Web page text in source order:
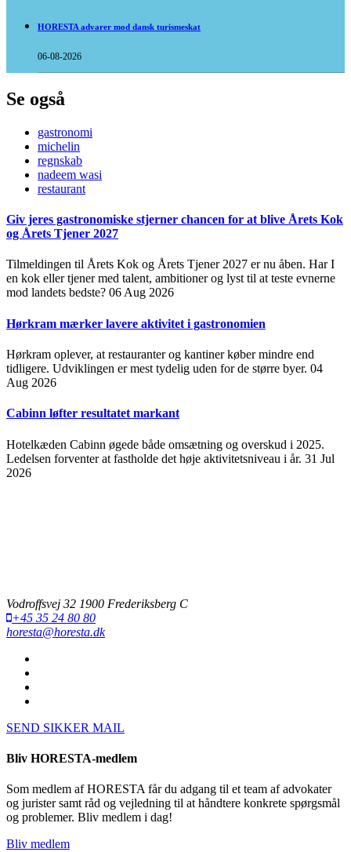
HORESTA advarer mod dansk turismeskat
06-08-2026
Se også
gastronomi
michelin
regnskab
nadeem wasi
restaurant
Giv jeres gastronomiske stjerner chancen for at blive Årets Kok
og Årets Tjener 2027
Tilmeldingen til Årets Kok og Årets Tjener 2027 er nu åben. Har I
en kok eller tjener med talent, ambitioner og lyst til at teste evnerne
mod landets bedste? 06 Aug 2026
Hørkram mærker lavere aktivitet i gastronomien
Hørkram oplever, at restauranter og kantiner køber mindre end
tidligere. Udviklingen er mest tydelig uden for de større byer. 04
Aug 2026
Cabinn løfter resultatet markant
Hotelkæden Cabinn øgede både omsætning og overskud i 2025.
Ledelsen forventer at fastholde det høje aktivitetsniveau i år. 31 Jul
2026
Vodroffsvej 32 1900 Frederiksberg C
+45 35 24 80 80
horesta@horesta.dk
SEND SIKKER MAIL
Bliv HORESTA-medlem
Som medlem af HORESTA får du adgang til et team af advokater
og jurister samt råd og vejledning til at håndtere konkrete spørgsmål
og problemer. Bliv medlem i dag!
Bliv medlem